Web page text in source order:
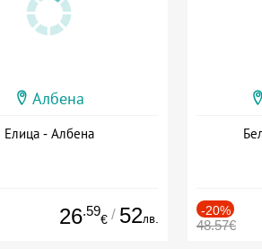
Албена
Елица - Албена
26.59
€ / 52лв.
-20%
48.57€